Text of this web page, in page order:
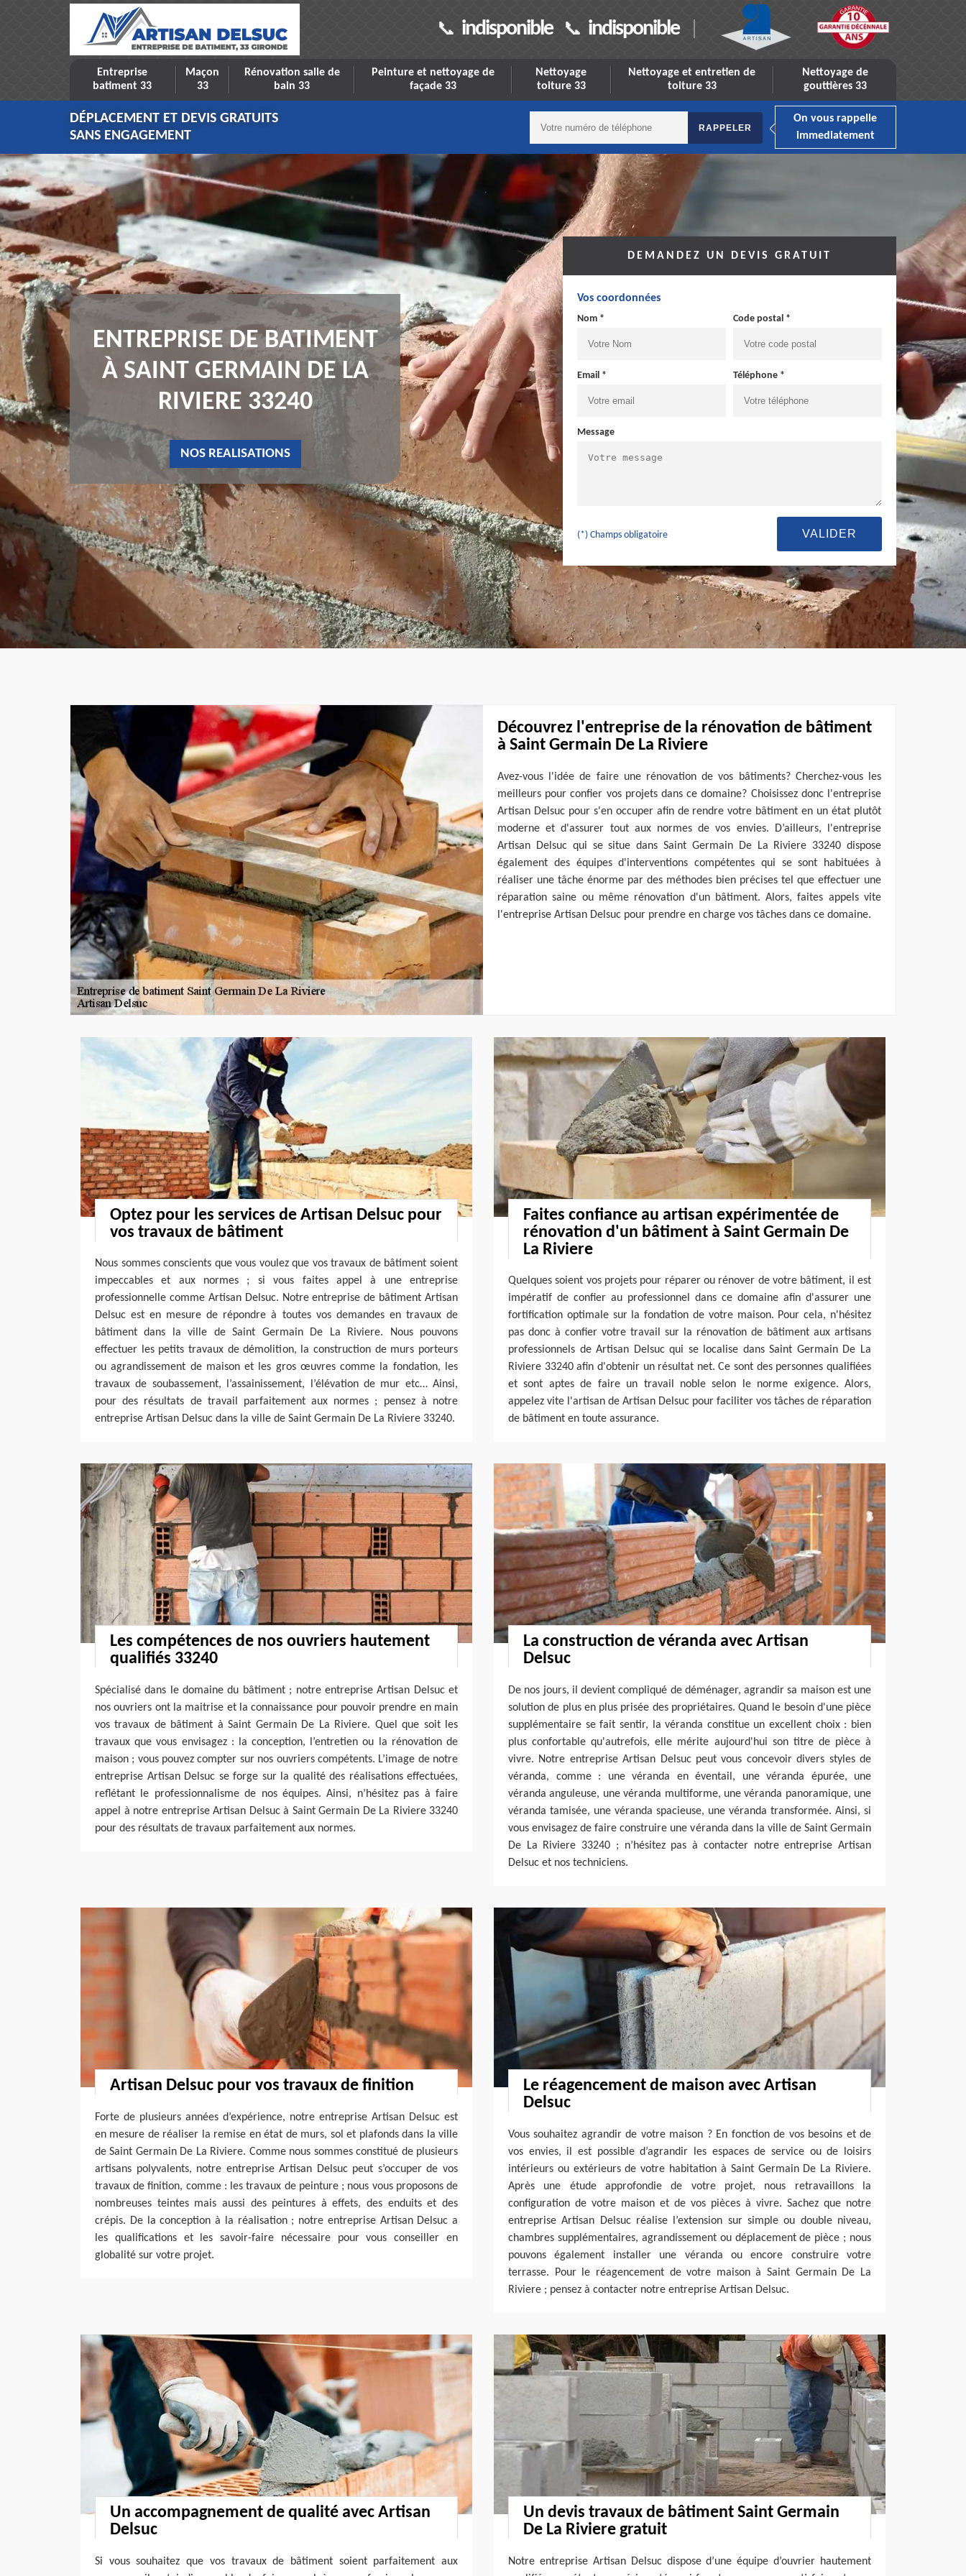
indisponible indisponible
Entreprise
batiment 33
Maçon
33
Rénovation salle de
bain 33
Peinture et nettoyage de
façade 33
Nettoyage
toiture 33
Nettoyage et entretien de
toiture 33
Nettoyage de
gouttières 33
DÉPLACEMENT ET DEVIS GRATUITS
SANS ENGAGEMENT
On vous rappelle
immediatement
ENTREPRISE DE BATIMENT
À SAINT GERMAIN DE LA
RIVIERE 33240
NOS REALISATIONS
DEMANDEZ UN DEVIS GRATUIT
Vos coordonnées
Nom * Code postal *
Email * Téléphone *
Message
(*) Champs obligatoire
Découvrez l'entreprise de la rénovation de bâtiment
à Saint Germain De La Riviere
Avez-vous l'idée de faire une rénovation de vos bâtiments? Cherchez-vous les
meilleurs pour confier vos projets dans ce domaine? Choisissez donc l'entreprise
Artisan Delsuc pour s'en occuper afin de rendre votre bâtiment en un état plutôt
moderne et d'assurer tout aux normes de vos envies. D’ailleurs, l'entreprise
Artisan Delsuc qui se situe dans Saint Germain De La Riviere 33240 dispose
également des équipes d'interventions compétentes qui se sont habituées à
réaliser une tâche énorme par des méthodes bien précises tel que effectuer une
réparation saine ou même rénovation d'un bâtiment. Alors, faites appels vite
l'entreprise Artisan Delsuc pour prendre en charge vos tâches dans ce domaine.
Optez pour les services de Artisan Delsuc pour
vos travaux de bâtiment
Nous sommes conscients que vous voulez que vos travaux de bâtiment soient
impeccables et aux normes ; si vous faites appel à une entreprise
professionnelle comme Artisan Delsuc. Notre entreprise de bâtiment Artisan
Delsuc est en mesure de répondre à toutes vos demandes en travaux de
bâtiment dans la ville de Saint Germain De La Riviere. Nous pouvons
effectuer les petits travaux de démolition, la construction de murs porteurs
ou agrandissement de maison et les gros œuvres comme la fondation, les
travaux de soubassement, l’assainissement, l’élévation de mur etc… Ainsi,
pour des résultats de travail parfaitement aux normes ; pensez à notre
entreprise Artisan Delsuc dans la ville de Saint Germain De La Riviere 33240.
Faites confiance au artisan expérimentée de
rénovation d'un bâtiment à Saint Germain De
La Riviere
Quelques soient vos projets pour réparer ou rénover de votre bâtiment, il est
impératif de confier au professionnel dans ce domaine afin d'assurer une
fortification optimale sur la fondation de votre maison. Pour cela, n'hésitez
pas donc à confier votre travail sur la rénovation de bâtiment aux artisans
professionnels de Artisan Delsuc qui se localise dans Saint Germain De La
Riviere 33240 afin d'obtenir un résultat net. Ce sont des personnes qualifiées
et sont aptes de faire un travail noble selon le norme exigence. Alors,
appelez vite l'artisan de Artisan Delsuc pour faciliter vos tâches de réparation
de bâtiment en toute assurance.
Les compétences de nos ouvriers hautement
qualifiés 33240
Spécialisé dans le domaine du bâtiment ; notre entreprise Artisan Delsuc et
nos ouvriers ont la maitrise et la connaissance pour pouvoir prendre en main
vos travaux de bâtiment à Saint Germain De La Riviere. Quel que soit les
travaux que vous envisagez : la conception, l’entretien ou la rénovation de
maison ; vous pouvez compter sur nos ouvriers compétents. L’image de notre
entreprise Artisan Delsuc se forge sur la qualité des réalisations effectuées,
reflétant le professionnalisme de nos équipes. Ainsi, n’hésitez pas à faire
appel à notre entreprise Artisan Delsuc à Saint Germain De La Riviere 33240
pour des résultats de travaux parfaitement aux normes.
La construction de véranda avec Artisan
Delsuc
De nos jours, il devient compliqué de déménager, agrandir sa maison est une
solution de plus en plus prisée des propriétaires. Quand le besoin d'une pièce
supplémentaire se fait sentir, la véranda constitue un excellent choix : bien
plus confortable qu'autrefois, elle mérite aujourd'hui son titre de pièce à
vivre. Notre entreprise Artisan Delsuc peut vous concevoir divers styles de
véranda, comme : une véranda en éventail, une véranda épurée, une
véranda anguleuse, une véranda multiforme, une véranda panoramique, une
véranda tamisée, une véranda spacieuse, une véranda transformée. Ainsi, si
vous envisagez de faire construire une véranda dans la ville de Saint Germain
De La Riviere 33240 ; n’hésitez pas à contacter notre entreprise Artisan
Delsuc et nos techniciens.
Artisan Delsuc pour vos travaux de finition
Forte de plusieurs années d’expérience, notre entreprise Artisan Delsuc est
en mesure de réaliser la remise en état de murs, sol et plafonds dans la ville
de Saint Germain De La Riviere. Comme nous sommes constitué de plusieurs
artisans polyvalents, notre entreprise Artisan Delsuc peut s’occuper de vos
travaux de finition, comme : les travaux de peinture ; nous vous proposons de
nombreuses teintes mais aussi des peintures à effets, des enduits et des
crépis. De la conception à la réalisation ; notre entreprise Artisan Delsuc a
les qualifications et les savoir-faire nécessaire pour vous conseiller en
globalité sur votre projet.
Le réagencement de maison avec Artisan
Delsuc
Vous souhaitez agrandir de votre maison ? En fonction de vos besoins et de
vos envies, il est possible d’agrandir les espaces de service ou de loisirs
intérieurs ou extérieurs de votre habitation à Saint Germain De La Riviere.
Après une étude approfondie de votre projet, nous retravaillons la
configuration de votre maison et de vos pièces à vivre. Sachez que notre
entreprise Artisan Delsuc réalise l’extension sur simple ou double niveau,
chambres supplémentaires, agrandissement ou déplacement de pièce ; nous
pouvons également installer une véranda ou encore construire votre
terrasse. Pour le réagencement de votre maison à Saint Germain De La
Riviere ; pensez à contacter notre entreprise Artisan Delsuc.
Un accompagnement de qualité avec Artisan
Delsuc
Si vous souhaitez que vos travaux de bâtiment soient parfaitement aux
Un devis travaux de bâtiment Saint Germain
De La Riviere gratuit
Notre entreprise Artisan Delsuc dispose d’une équipe d’ouvrier hautement